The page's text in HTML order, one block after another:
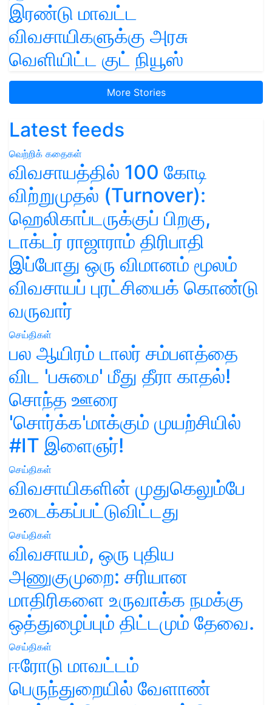
இரண்டு மாவட்ட
விவசாயிகளுக்கு அரசு
வெளியிட்ட குட் நியூஸ்
More Stories
Latest feeds
வெற்றிக் கதைகள்
விவசாயத்தில் 100 கோடி
விற்றுமுதல் (Turnover):
ஹெலிகாப்டருக்குப் பிறகு,
டாக்டர் ராஜாராம் திரிபாதி
இப்போது ஒரு விமானம் மூலம்
விவசாயப் புரட்சியைக் கொண்டு
வருவார்
செய்திகள்
பல ஆயிரம் டாலர் சம்பளத்தை
விட 'பசுமை' மீது தீரா காதல்!
சொந்த ஊரை
'சொர்க்க'மாக்கும் முயற்சியில்
#IT இளைஞர்!
செய்திகள்
விவசாயிகளின் முதுகெலும்பே
உடைக்கப்பட்டுவிட்டது
செய்திகள்
விவசாயம், ஒரு புதிய
அணுகுமுறை: சரியான
மாதிரிகளை உருவாக்க நமக்கு
ஒத்துழைப்பும் திட்டமும் தேவை.
செய்திகள்
ஈரோடு மாவட்டம்
பெருந்துறையில் வேளாண்